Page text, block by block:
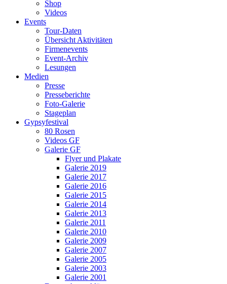
Shop
Videos
Events
Tour-Daten
Übersicht Aktivitäten
Firmenevents
Event-Archiv
Lesungen
Medien
Presse
Presseberichte
Foto-Galerie
Stageplan
Gypsyfestival
80 Rosen
Videos GF
Galerie GF
Flyer und Plakate
Galerie 2019
Galerie 2017
Galerie 2016
Galerie 2015
Galerie 2014
Galerie 2013
Galerie 2011
Galerie 2010
Galerie 2009
Galerie 2007
Galerie 2005
Galerie 2003
Galerie 2001